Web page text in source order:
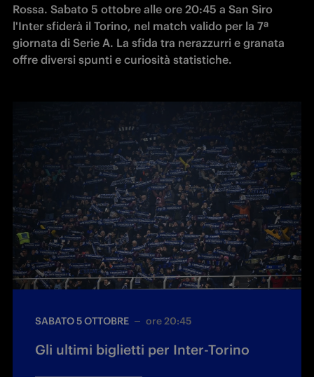
Rossa. Sabato 5 ottobre alle ore 20:45 a San Siro
l'Inter sfiderà il Torino, nel match valido per la 7ª
giornata di Serie A. La sfida tra nerazzurri e granata
offre diversi spunti e curiosità statistiche.
SABATO 5 OTTOBRE ore 20:45
Gli ultimi biglietti per Inter-Torino